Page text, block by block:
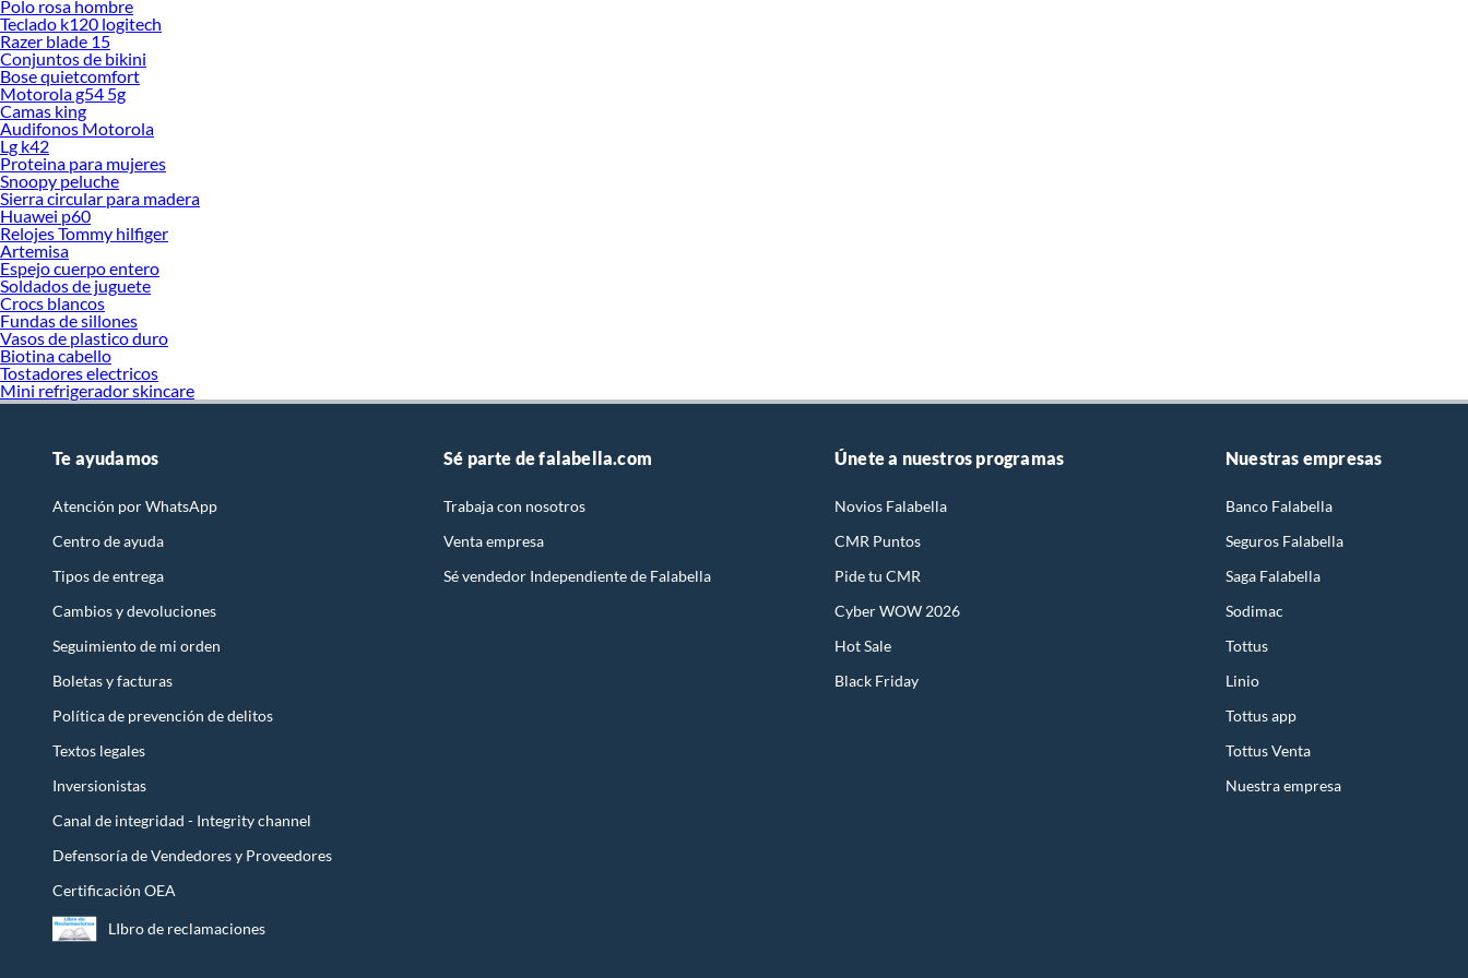
Polo rosa hombre
Teclado k120 logitech
Razer blade 15
Conjuntos de bikini
Bose quietcomfort
Motorola g54 5g
Camas king
Audifonos Motorola
Lg k42
Proteina para mujeres
Snoopy peluche
Sierra circular para madera
Huawei p60
Relojes Tommy hilfiger
Artemisa
Espejo cuerpo entero
Soldados de juguete
Crocs blancos
Fundas de sillones
Vasos de plastico duro
Biotina cabello
Tostadores electricos
Mini refrigerador skincare
Te ayudamos
Atención por WhatsApp
Centro de ayuda
Tipos de entrega
Cambios y devoluciones
Seguimiento de mi orden
Boletas y facturas
Política de prevención de delitos
Textos legales
Inversionistas
Canal de integridad - Integrity channel
Defensoría de Vendedores y Proveedores
Certificación OEA
LIbro de reclamaciones
Sé parte de falabella.com
Trabaja con nosotros
Venta empresa
Sé vendedor Independiente de Falabella
Únete a nuestros programas
Novios Falabella
CMR Puntos
Pide tu CMR
Cyber WOW 2026
Hot Sale
Black Friday
Nuestras empresas
Banco Falabella
Seguros Falabella
Saga Falabella
Sodimac
Tottus
Linio
Tottus app
Tottus Venta
Nuestra empresa